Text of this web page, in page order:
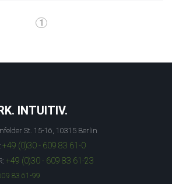
1
INTUITIV.
St. 15-16, 10315 Berlin
+49 (0)30 - 609 83 61-0
+49 (0)30 - 609 83 61-23
83 61-99